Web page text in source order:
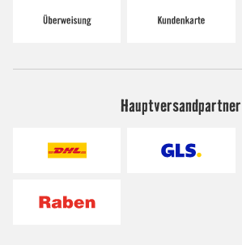
Hauptversandpartner